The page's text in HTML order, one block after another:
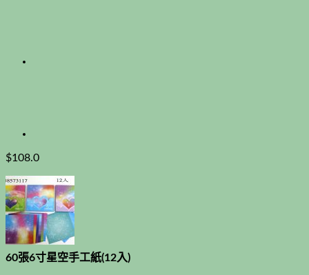
$108.0
60張6寸星空手工紙(12入)